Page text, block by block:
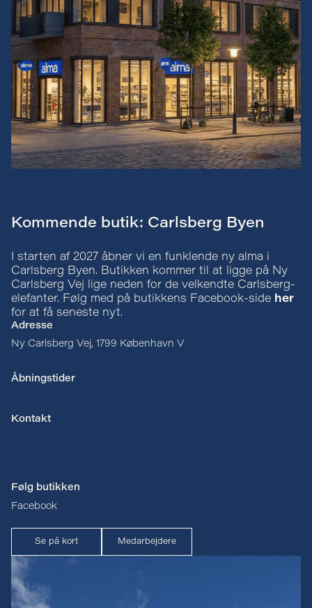
Kommende butik: Carlsberg Byen
I starten af 2027 åbner vi en funklende ny alma i
Carlsberg Byen. Butikken kommer til at ligge på Ny
Carlsberg Vej lige neden for de velkendte Carlsberg-
elefanter. Følg med på butikkens Facebook-side her
for at få seneste nyt.
Adresse
Ny Carlsberg Vej, 1799 København V
Åbningstider
Kontakt
Følg butikken
Facebook
Se på kort Medarbejdere